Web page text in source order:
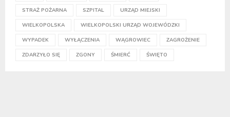
STRAŻ POŻARNA SZPITAL URZĄD MIEJSKI
WIELKOPOLSKA WIELKOPOLSKI URZĄD WOJEWÓDZKI
WYPADEK WYŁĄCZENIA WĄGROWIEC ZAGROŻENIE
ZDARZYŁO SIĘ ZGONY ŚMIERĆ ŚWIĘTO